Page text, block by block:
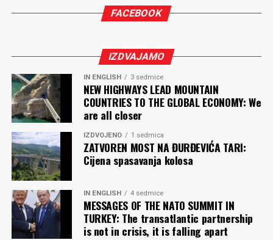
dočepati Beograda ili Zagreba, a tu vam je osim dobrog
rukopisa potrebno i malo više sreće.
Kakvi su lični i književni planovi?
Negdje sam pročitao da je neozbiljno biti pisac u
poznim godinama. Tješim se time da ja jesam star da bih
se nadao profesionalnoj fudbalskoj karijeri, ali sam kao
pisac još uvijek relativno mlad. Toliko o književnim
planovima. Lični planovi su mi da, kao pisac, ostanem
neukaljan u ovom bipolarnom društvu, da ostanem,
uprkos svim izazovima, čist i svoj. Za kraj bih citirao
Darka Rundeka: „Protiv volje umješan, u staru zavjeru
strana, u staru zavjeru nada, ja sam jednoga dana,
slučajno našao put ispod svih tih zastava što vijore…“
P. NIKOLIĆ
FACEBOOK
IZDVAJAMO
IN ENGLISH 3 sedmice
NEW HIGHWAYS LEAD MOUNTAIN
COUNTRIES TO THE GLOBAL ECONOMY: We
are all closer
IZDVOJENO 1 sedmica
ZATVOREN MOST NA ĐURĐEVIĆA TARI:
Cijena spasavanja kolosa
IN ENGLISH 4 sedmice
MESSAGES OF THE NATO SUMMIT IN
TURKEY: The transatlantic partnership
is not in crisis, it is falling apart